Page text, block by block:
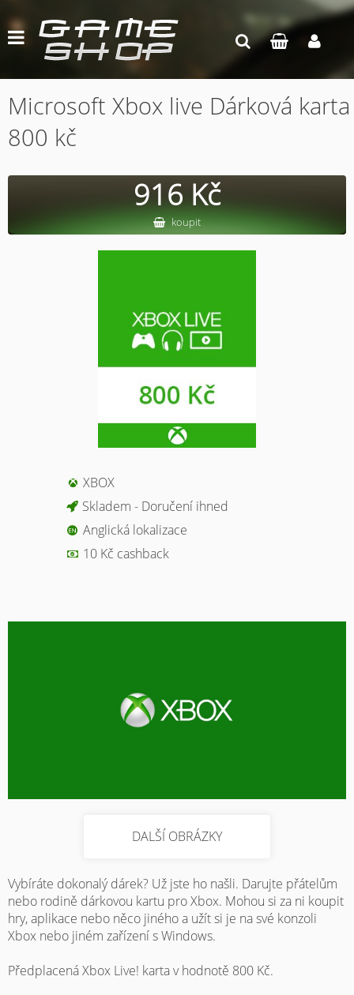
Microsoft Xbox live Dárková karta
800 kč
916 Kč
koupit
XBOX
Skladem - Doručení ihned
Anglická lokalizace
10 Kč cashback
DALŠÍ OBRÁZKY
Vybíráte dokonalý dárek? Už jste ho našli. Darujte přátelům
nebo rodině dárkovou kartu pro Xbox. Mohou si za ni koupit
hry, aplikace nebo něco jiného a užít si je na své konzoli
Xbox nebo jiném zařízení s Windows.
Předplacená Xbox Live! karta v hodnotě 800 Kč.